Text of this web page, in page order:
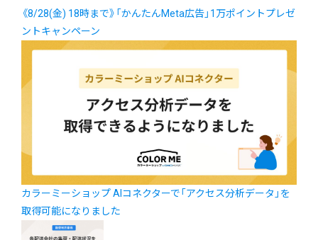
《8/28(金) 18時まで》「かんたんMeta広告」1万ポイントプレゼ
ントキャンペーン
カラーミーショップ AIコネクターで「アクセス分析データ」を
取得可能になりました